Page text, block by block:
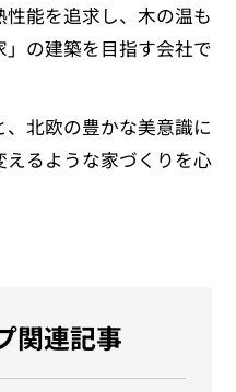
能を追求し、木の温も
の建築を目指す会社で
北欧の豊かな美意識に
るような家づくりを心
関連記事